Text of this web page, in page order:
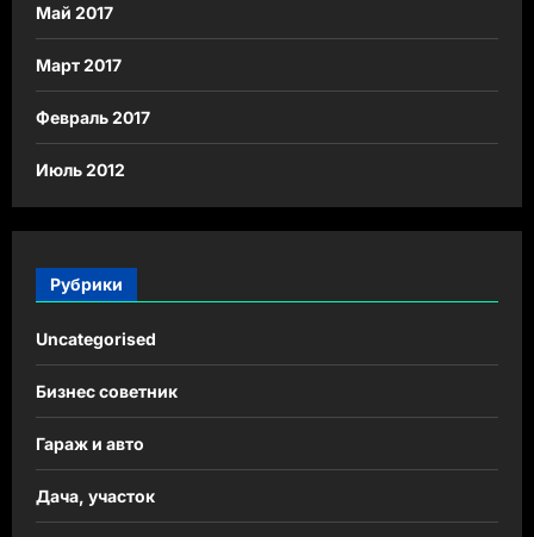
Май 2017
Март 2017
Февраль 2017
Июль 2012
Рубрики
Uncategorised
Бизнес советник
Гараж и авто
Дача, участок